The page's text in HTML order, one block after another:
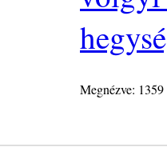
Megnézve: